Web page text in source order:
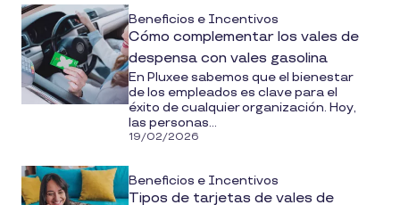
Beneficios e Incentivos
Cómo complementar los vales de
despensa con vales gasolina
En Pluxee sabemos que el bienestar
de los empleados es clave para el
éxito de cualquier organización. Hoy,
las personas...
19/02/2026
Beneficios e Incentivos
Tipos de tarjetas de vales de